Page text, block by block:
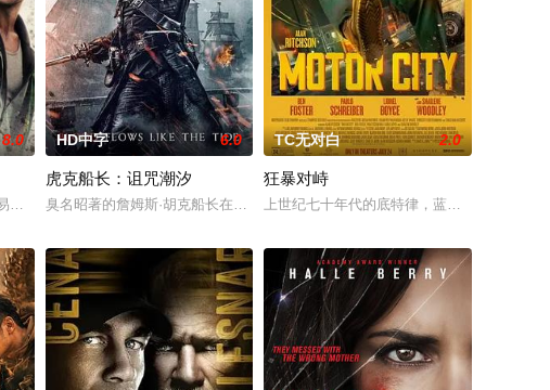
助，开启了一
的故事。这部电影以社会问题为基础
他们迅速消灭了试图阻止他们的军队。 现在阻止外星人的唯一希望，在于政府一个专
8.0
中，毒贩格里夫和艾伯特碰面交换毒品。两人意外地亮出了警徽——格里夫的联邦调
HD中字 6.0
虎克船长：诅咒潮汐
臭名昭著的詹姆斯·胡克船长在宿敌斯米上将的惨败后，躲藏在沿海小镇埃尔德
TC无对白 2.0
狂暴对峙
上世纪七十年代的底特律，蓝领工人约翰·